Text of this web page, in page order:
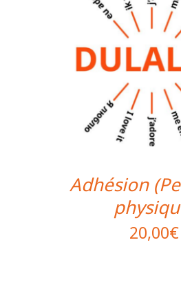
Adhésion
20,00€